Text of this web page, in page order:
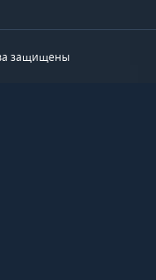
защищены